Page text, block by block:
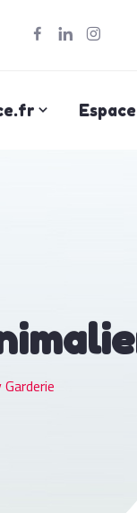
Garderie